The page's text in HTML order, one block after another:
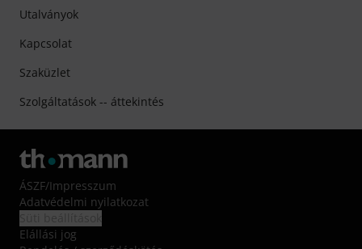
Utalványok
Kapcsolat
Szaküzlet
Szolgáltatások -- áttekintés
ÁSZF/Impresszum
Adatvédelmi nyilatkozat
Elállási jog